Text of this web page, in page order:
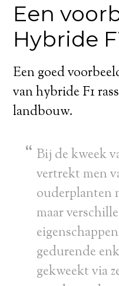
Een
Hybride
Een goed
van hybride F1
landbouw.
Bij de kweek
vertrekt men
ouderplanten
maar
gedurende
gekweekt via